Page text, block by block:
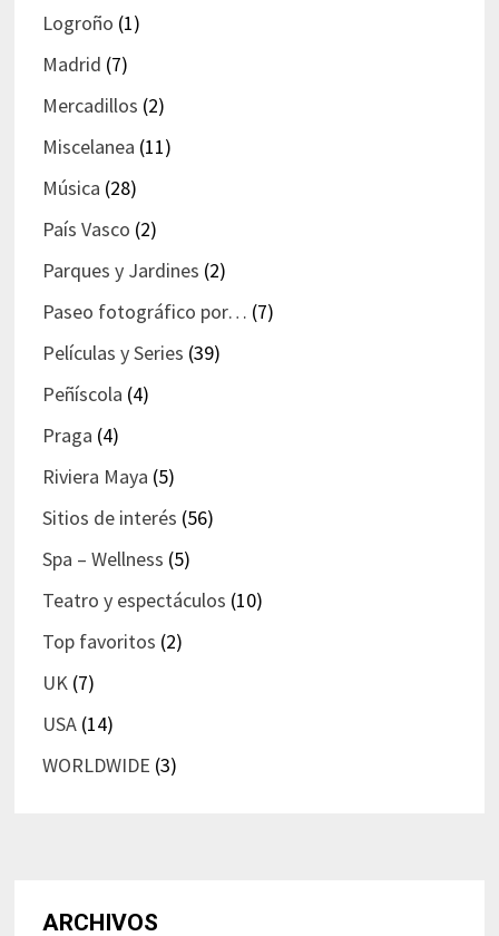
Logroño (1)
Madrid (7)
Mercadillos (2)
Miscelanea (11)
Música (28)
País Vasco (2)
Parques y Jardines (2)
Paseo fotográfico por… (7)
Películas y Series (39)
Peñíscola (4)
Praga (4)
Riviera Maya (5)
Sitios de interés (56)
Spa – Wellness (5)
Teatro y espectáculos (10)
Top favoritos (2)
UK(7)
USA(14)
WORLDWIDE (3)
ARCHIVOS